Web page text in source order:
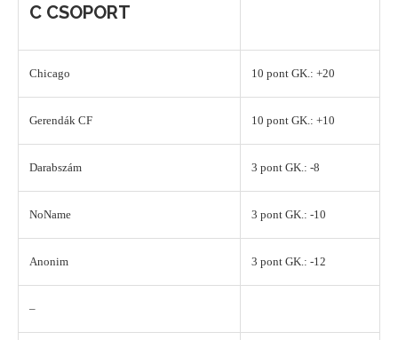
C CSOPORT
Chicago 10 pont GK.: +20
Gerendák CF 10 pont GK.: +10
Darabszám 3 pont GK.: -8
NoName 3 pont GK.: -10
Anonim 3 pont GK.: -12
–